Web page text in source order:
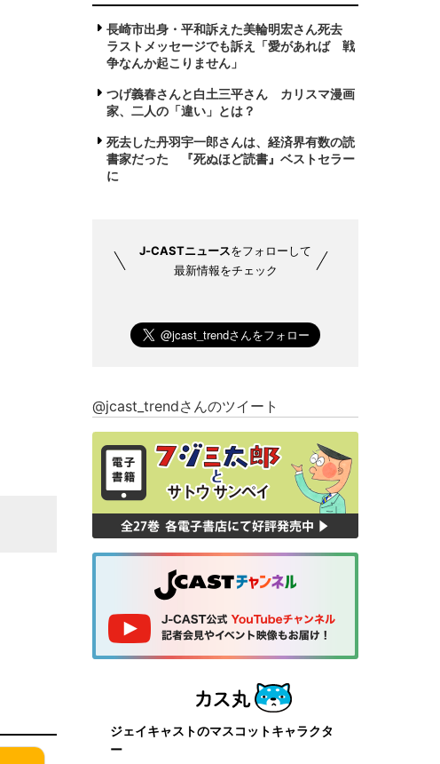
長崎市出身・平和訴えた美輪明宏さん死去
ラストメッセージでも訴え「愛があれば 戦
争なんか起こりません」
つげ義春さんと白土三平さん カリスマ漫画
家、二人の「違い」とは？
死去した丹羽宇一郎さんは、経済界有数の読
書家だった 『死ぬほど読書』ベストセラー
に
J-CASTニュースをフォローして
最新情報をチェック
@jcast_trendさんのツイート
ジェイキャストのマスコットキャラクタ
ー